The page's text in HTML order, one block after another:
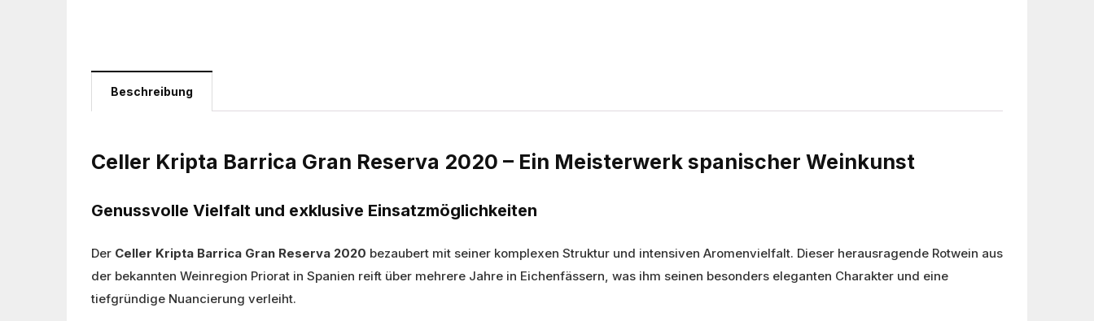
Beschreibung
Celler Kripta Barrica Gran Reserva 2020 – Ein Meisterwerk spanischer Weinkunst
Genussvolle Vielfalt und exklusive Einsatzmöglichkeiten
Der Celler Kripta Barrica Gran Reserva 2020 bezaubert mit seiner komplexen Struktur und intensiven Aromenvielfalt. Dieser herausragende Rotwein aus
der bekannten Weinregion Priorat in Spanien reift über mehrere Jahre in Eichenfässern, was ihm seinen besonders eleganten Charakter und eine
tiefgründige Nuancierung verleiht.